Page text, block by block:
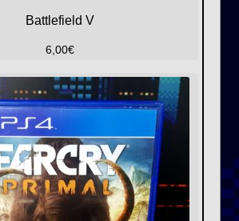
Battlefield V
6,00€